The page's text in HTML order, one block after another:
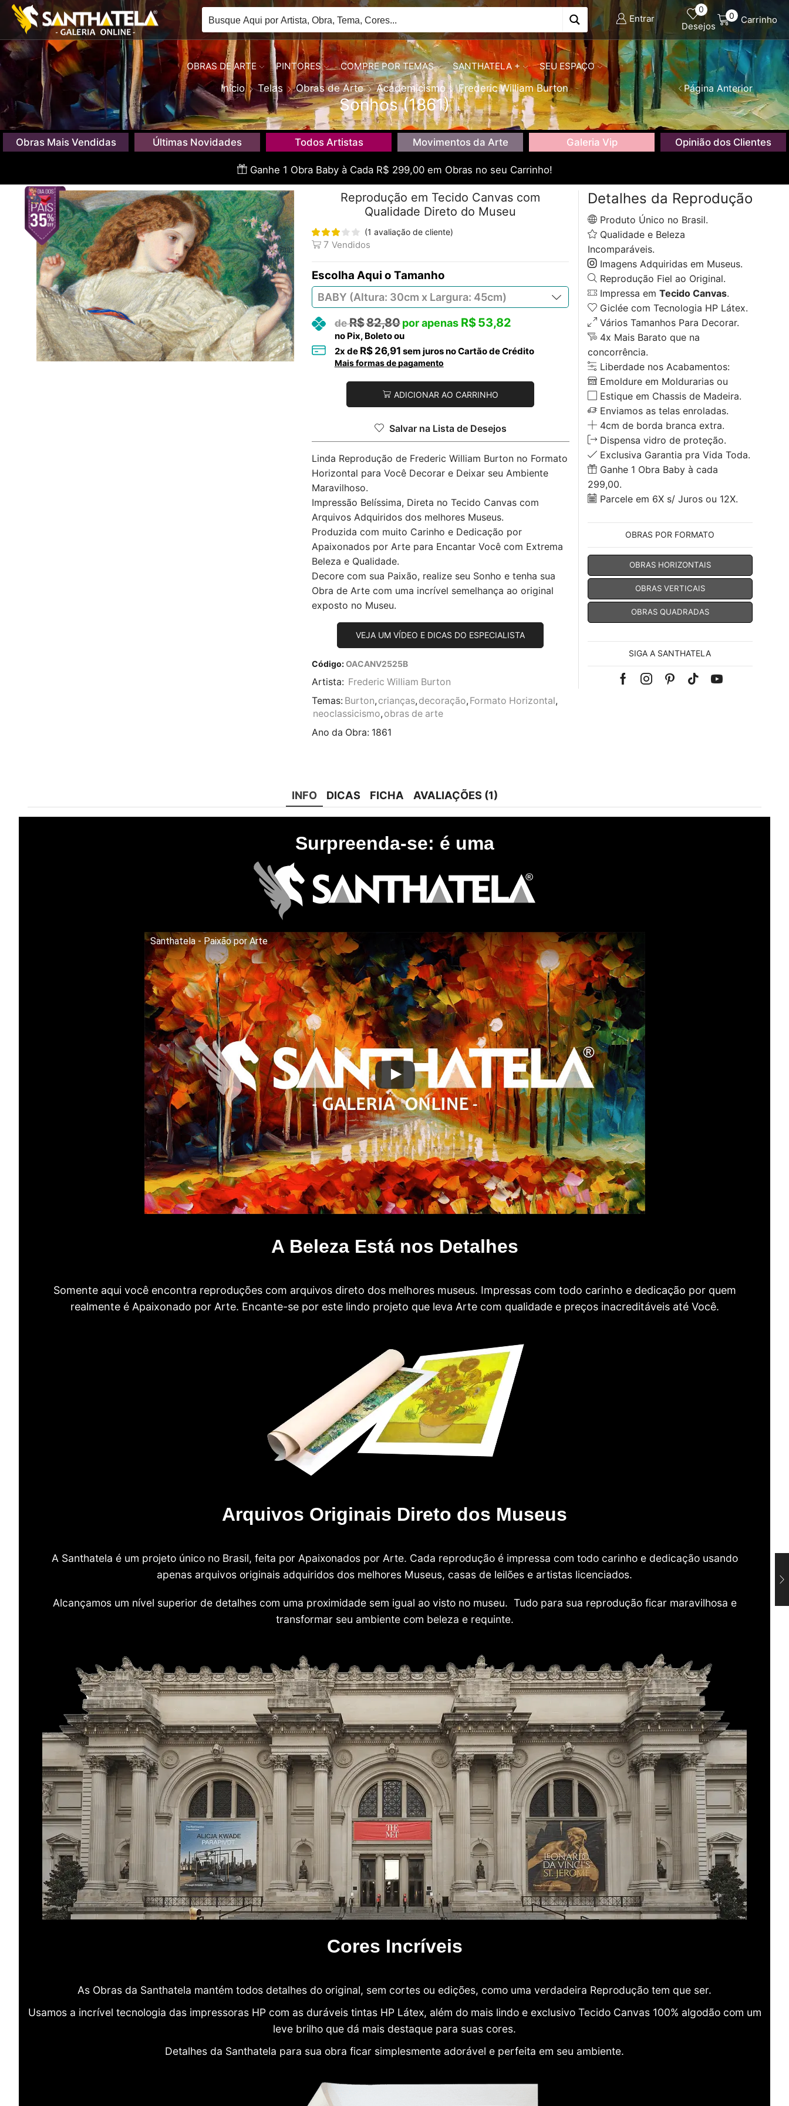
Entrar
0
Desejos
0 Carrinho
OBRAS DE ARTE PINTORES COMPRE POR TEMAS SANTHATELA + SEU ESPAÇO
Início Telas Obras de Arte Academicismo Frederic William Burton
Sonhos (1861)
Página Anterior
Obras Mais Vendidas Últimas Novidades Todos Artistas Movimentos da Arte Galeria Vip Opinião dos Clientes
Ganhe 1 Obra Baby à Cada R$ 299,00 em Obras no seu Carrinho!
Reprodução em Tecido Canvas com
Qualidade Direto do Museu
(1 avaliação de cliente)
7 Vendidos
Tamanho
R$82,80 R$53,82
no Pix, Boleto ou
2x de R$ 26,91 sem juros no Cartão de Crédito
Mais formas de pagamento
ADICIONAR AO CARRINHO
Salvar na Lista de Desejos
Linda Reprodução de Frederic William Burton no Formato
Horizontal para Você Decorar e Deixar seu Ambiente
Maravilhoso.
Impressão Belíssima, Direta no Tecido Canvas com
Arquivos Adquiridos dos melhores Museus.
Produzida com muito Carinho e Dedicação por
Apaixonados por Arte para Encantar Você com Extrema
Beleza e Qualidade.
Decore com sua Paixão, realize seu Sonho e tenha sua
Obra de Arte com uma incrível semelhança ao original
exposto no Museu.
VEJA UM VÍDEO E DICAS DO ESPECIALISTA
Código:OACANV2525B
Artista: Frederic William Burton
Temas: Burton, crianças, decoração, Formato Horizontal,
neoclassicismo, obras de arte
Ano da Obra: 1861
Detalhes da Reprodução
Produto Único no Brasil.
Qualidade e Beleza
Incomparáveis.
Imagens Adquiridas em Museus.
Reprodução Fiel ao Original.
Impressa em Tecido Canvas.
Giclée com Tecnologia HP Látex.
Vários Tamanhos Para Decorar.
4x Mais Barato que na
concorrência.
Liberdade nos Acabamentos:
Emoldure em Moldurarias ou
Estique em Chassis de Madeira.
Enviamos as telas enroladas.
4cm de borda branca extra.
Dispensa vidro de proteção.
Exclusiva Garantia pra Vida Toda.
Ganhe 1 Obra Baby à cada
299,00.
Parcele em 6X s/ Juros ou 12X.
OBRAS POR FORMATO
OBRAS HORIZONTAIS
OBRAS VERTICAIS
OBRAS QUADRADAS
SIGA A SANTHATELA
FacebookInstagramPinterest
Tik-Youtube
INFO DICAS FICHA AVALIAÇÕES (1)
Surpreenda-se: é uma
Santhatela - Paixão por Arte
A Beleza Está nos Detalhes
Somente aqui você encontra reproduções com arquivos direto dos melhores museus. Impressas com todo carinho e dedicação por quem
realmente é Apaixonado por Arte. Encante-se por este lindo projeto que leva Arte com qualidade e preços inacreditáveis até Você.
Arquivos Originais Direto dos Museus
A Santhatela é um projeto único no Brasil, feita por Apaixonados por Arte. Cada reprodução é impressa com todo carinho e dedicação usando
apenas arquivos originais adquiridos dos melhores Museus, casas de leilões e artistas licenciados.
Alcançamos um nível superior de detalhes com uma proximidade sem igual ao visto no museu. Tudo para sua reprodução ficar maravilhosa e
transformar seu ambiente com beleza e requinte.
Cores Incríveis
As Obras da Santhatela mantém todos detalhes do original, sem cortes ou edições, como uma verdadeira Reprodução tem que ser.
Usamos a incrível tecnologia das impressoras HP com as duráveis tintas HP Látex, além do mais lindo e exclusivo Tecido Canvas 100% algodão com um
leve brilho que dá mais destaque para suas cores.
Detalhes da Santhatela para sua obra ficar simplesmente adorável e perfeita em seu ambiente.